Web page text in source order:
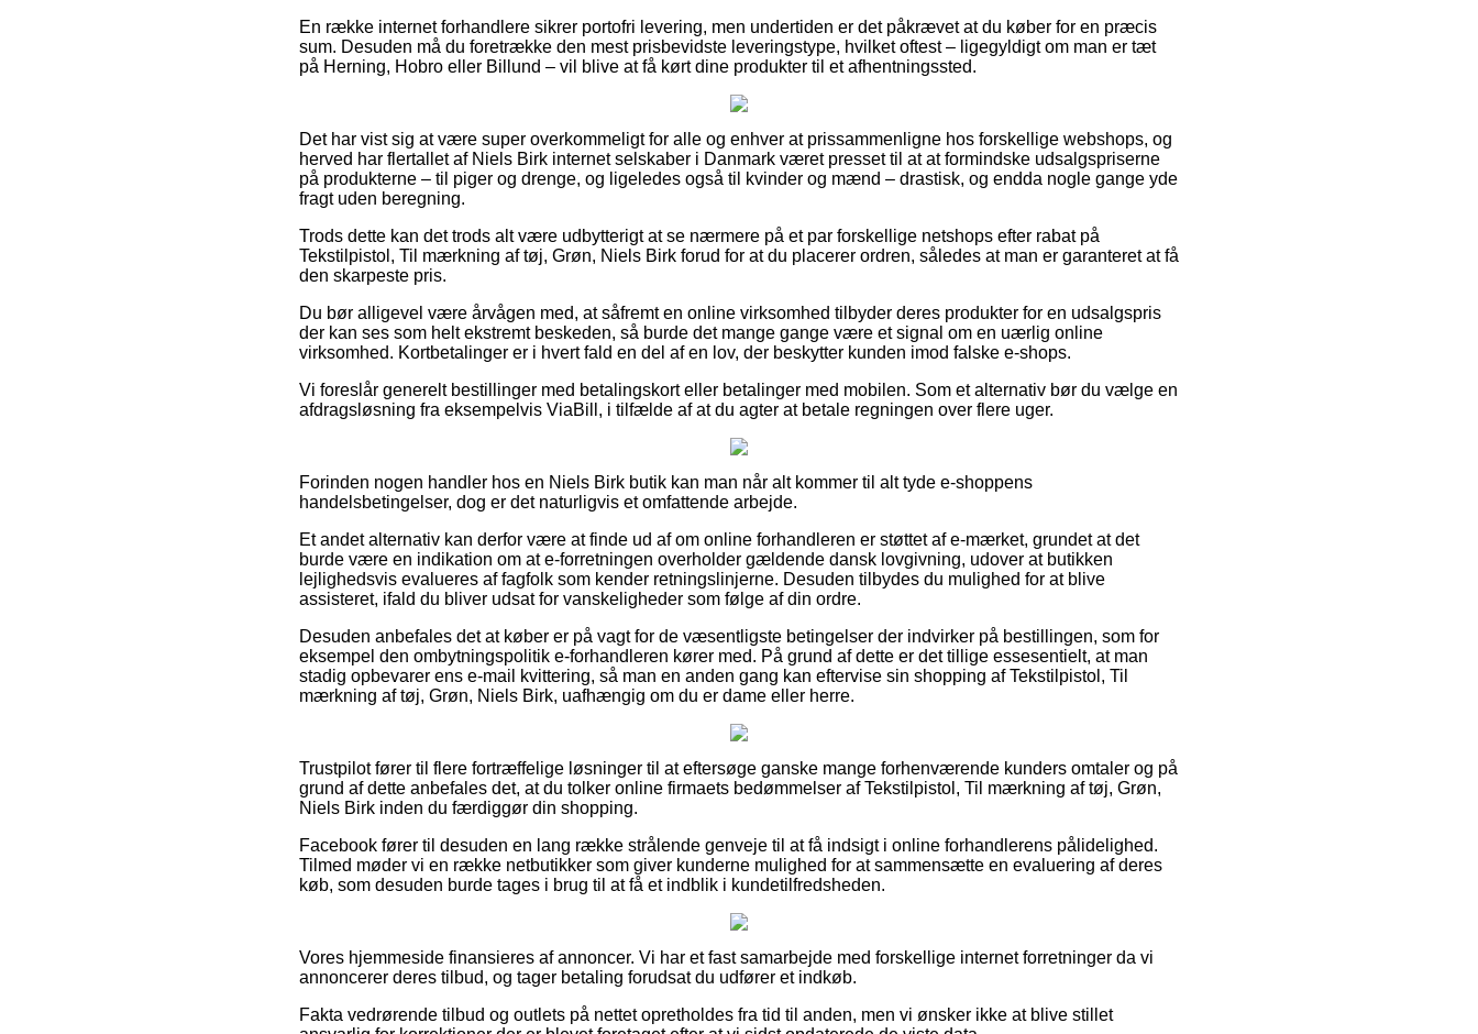
En række internet forhandlere sikrer portofri levering, men undertiden er det påkrævet at du køber for en præcis
sum. Desuden må du foretrække den mest prisbevidste leveringstype, hvilket oftest – ligegyldigt om man er tæt
på Herning, Hobro eller Billund – vil blive at få kørt dine produkter til et afhentningssted.
Det har vist sig at være super overkommeligt for alle og enhver at prissammenligne hos forskellige webshops, og
herved har flertallet af Niels Birk internet selskaber i Danmark været presset til at at formindske udsalgspriserne
på produkterne – til piger og drenge, og ligeledes også til kvinder og mænd – drastisk, og endda nogle gange yde
fragt uden beregning.
Trods dette kan det trods alt være udbytterigt at se nærmere på et par forskellige netshops efter rabat på
Tekstilpistol, Til mærkning af tøj, Grøn, Niels Birk forud for at du placerer ordren, således at man er garanteret at få
den skarpeste pris.
Du bør alligevel være årvågen med, at såfremt en online virksomhed tilbyder deres produkter for en udsalgspris
der kan ses som helt ekstremt beskeden, så burde det mange gange være et signal om en uærlig online
virksomhed. Kortbetalinger er i hvert fald en del af en lov, der beskytter kunden imod falske e-shops.
Vi foreslår generelt bestillinger med betalingskort eller betalinger med mobilen. Som et alternativ bør du vælge en
afdragsløsning fra eksempelvis ViaBill, i tilfælde af at du agter at betale regningen over flere uger.
Forinden nogen handler hos en Niels Birk butik kan man når alt kommer til alt tyde e-shoppens
handelsbetingelser, dog er det naturligvis et omfattende arbejde.
Et andet alternativ kan derfor være at finde ud af om online forhandleren er støttet af e-mærket, grundet at det
burde være en indikation om at e-forretningen overholder gældende dansk lovgivning, udover at butikken
lejlighedsvis evalueres af fagfolk som kender retningslinjerne. Desuden tilbydes du mulighed for at blive
assisteret, ifald du bliver udsat for vanskeligheder som følge af din ordre.
Desuden anbefales det at køber er på vagt for de væsentligste betingelser der indvirker på bestillingen, som for
eksempel den ombytningspolitik e-forhandleren kører med. På grund af dette er det tillige essesentielt, at man
stadig opbevarer ens e-mail kvittering, så man en anden gang kan eftervise sin shopping af Tekstilpistol, Til
mærkning af tøj, Grøn, Niels Birk, uafhængig om du er dame eller herre.
Trustpilot fører til flere fortræffelige løsninger til at eftersøge ganske mange forhenværende kunders omtaler og på
grund af dette anbefales det, at du tolker online firmaets bedømmelser af Tekstilpistol, Til mærkning af tøj, Grøn,
Niels Birk inden du færdiggør din shopping.
Facebook fører til desuden en lang række strålende genveje til at få indsigt i online forhandlerens pålidelighed.
Tilmed møder vi en række netbutikker som giver kunderne mulighed for at sammensætte en evaluering af deres
køb, som desuden burde tages i brug til at få et indblik i kundetilfredsheden.
Vores hjemmeside finansieres af annoncer. Vi har et fast samarbejde med forskellige internet forretninger da vi
annoncerer deres tilbud, og tager betaling forudsat du udfører et indkøb.
Fakta vedrørende tilbud og outlets på nettet opretholdes fra tid til anden, men vi ønsker ikke at blive stillet